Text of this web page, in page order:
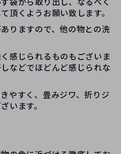
頂くようお願い致します。
りますので、他の物との洗
感じられるものもございま
などでほどんど感じられな
やすく、畳みジワ、折りジ
います。